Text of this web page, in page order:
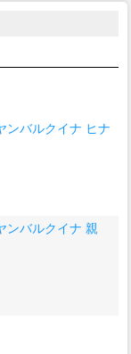
ンバルクイナ ヒナ
ンバルクイナ 親